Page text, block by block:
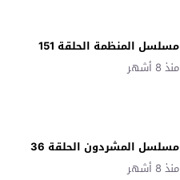
مسلسل المنظمة الحلقة 151
منذ 8 أشهر
مسلسل المشردون الحلقة 36
منذ 8 أشهر